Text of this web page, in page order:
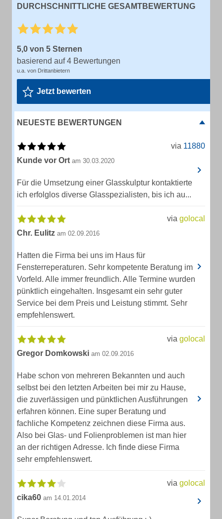
DURCHSCHNITTLICHE GESAMTBEWERTUNG
5,0 von 5 Sternen
basierend auf 4 Bewertungen
u.a. von Drittanbietern
Jetzt bewerten
NEUESTE BEWERTUNGEN
via 11880
Kunde vor Ort am 30.03.2020
Für die Umsetzung einer Glasskulptur kontaktierte
ich erfolglos diverse Glasspezialisten, bis ich au...
via golocal
Chr. Eulitz am 02.09.2016
Hatten die Firma bei uns im Haus für
Fensterreperaturen. Sehr kompetente Beratung im
Vorfeld. Alle immer freundlich. Alle Termine wurden
pünktlich eingehalten. Insgesamt ein sehr guter
Service bei dem Preis und Leistung stimmt. Sehr
empfehlenswert.
via golocal
Gregor Domkowski am 02.09.2016
Habe schon von mehreren Bekannten und auch
selbst bei den letzten Arbeiten bei mir zu Hause,
die zuverlässigen und pünktlichen Ausführungen
erfahren können. Eine super Beratung und
fachliche Kompetenz zeichnen diese Firma aus.
Also bei Glas- und Folienproblemen ist man hier
an der richtigen Adresse. Ich finde diese Firma
sehr empfehlenswert.
via golocal
cika60 am 14.01.2014